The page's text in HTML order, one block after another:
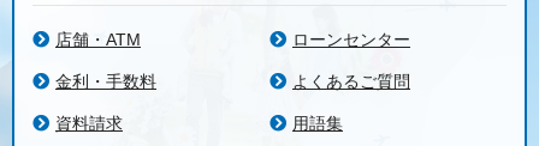
店舗・ATM ローンセンター
金利・手数料 よくあるご質問
資料請求 用語集